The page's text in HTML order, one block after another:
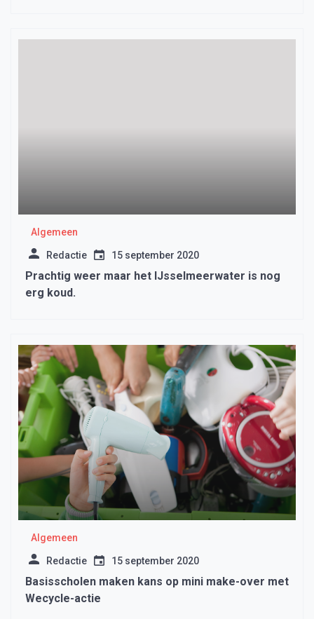
Algemeen
Redactie 15 september 2020
Prachtig weer maar het IJsselmeerwater is nog
erg koud.
Algemeen
Redactie 15 september 2020
Basisscholen maken kans op mini make-over met
Wecycle-actie